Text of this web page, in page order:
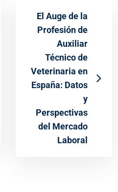
El Auge de la
Profesión de
Auxiliar
Técnico de
Veterinaria en
España: Datos
y
Perspectivas
del Mercado
Laboral